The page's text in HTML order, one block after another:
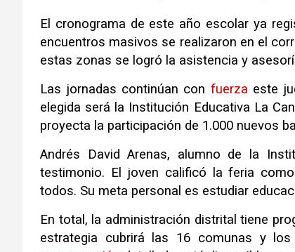
El cronograma de este año escolar ya
encuentros masivos se realizaron en el
estas zonas se logró la asistencia y
Las jornadas continúan con fuerza este
elegida será la Institución Educativa La
proyecta la participación de 1.000 nuevos
Andrés David Arenas, alumno de la
testimonio. El joven calificó la feria
todos. Su meta personal es estudiar
En total, la administración distrital tiene
estrategia cubrirá las 16 comunas y